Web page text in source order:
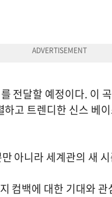
전달할 예정이다. 이
고 트렌디한 신스 베
아니라 세계관의 새
컴백에 대한 기대와